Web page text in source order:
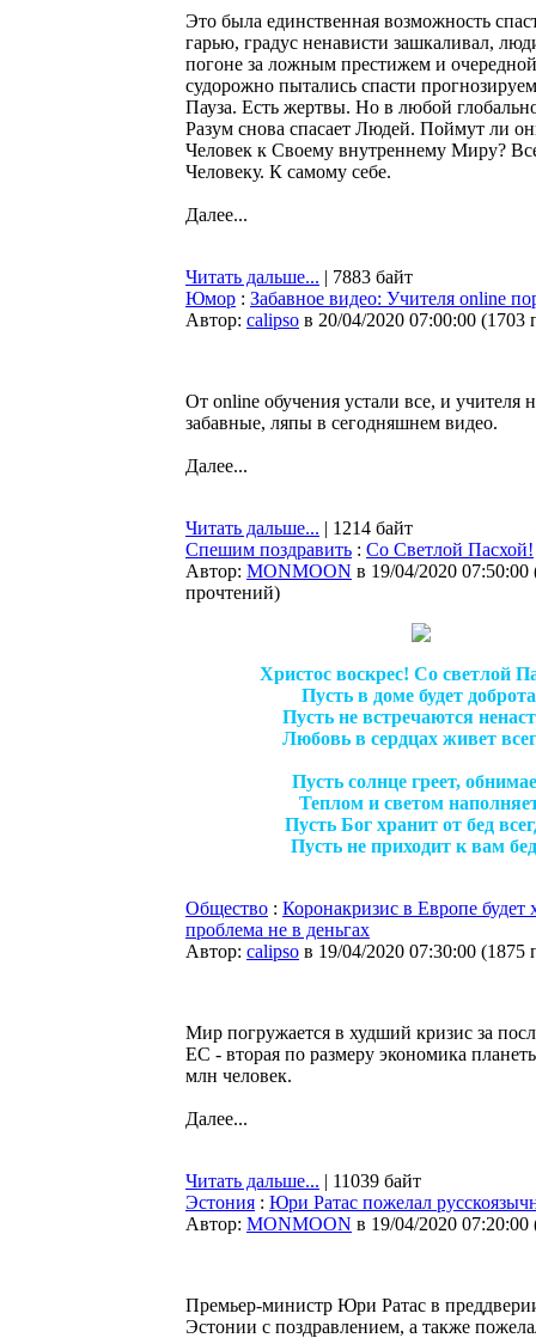
Это была единственная возможность
гарью, градус ненависти зашкаливал,
погоне за ложным престижем и
судорожно пытались спасти
Пауза. Есть жертвы. Но в любой
Разум снова спасает Людей. Поймут ли
Человек к Своему внутреннему Миру?
Человеку. К самому себе.
Далее...
Читать дальше... | 7883 байт
Юмор : Забавное видео: Учителя online
Автор: calipso в 20/04/2020 07:00:00 (1703
От online обучения устали все, и учителя
забавные, ляпы в сегодняшнем видео.
Далее...
Читать дальше... | 1214 байт
Спешим поздравить : Со Светлой Пасхой!
Автор: MONMOON в 19/04/2020 07:50:00
прочтений)
Христос воскрес! Со светлой
Пусть в доме будет
Пусть не встречаются
Любовь в сердцах живет
Пусть солнце греет,
Теплом и светом
Пусть Бог хранит от бед
Пусть не приходит к вам
Общество : Коронакризис в Европе
проблема не в деньгах
Автор: calipso в 19/04/2020 07:30:00 (1875
Мир погружается в худший кризис за
ЕС - вторая по размеру экономика
млн человек.
Далее...
Читать дальше... | 11039 байт
Эстония : Юри Ратас пожелал
Автор: MONMOON в 19/04/2020 07:20:00
Премьер-министр Юри Ратас в
Эстонии с поздравлением, а также